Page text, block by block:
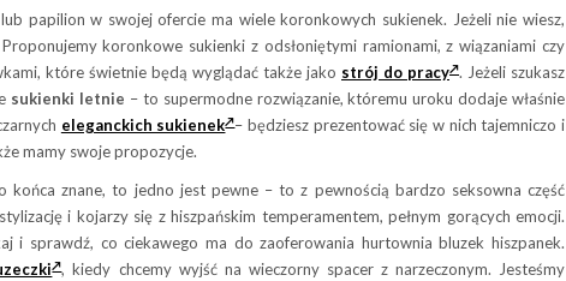
papilion w swojej ofercie ma wiele koronkowych sukienek. Jeżeli nie wiesz,
koronkowe sukienki z odsłoniętymi ramionami, z wiązaniami czy
które świetnie będą wyglądać także jako strój do pracy . Jeżeli szukasz
sukienki letnie – to supermodne rozwiązanie, któremu uroku dodaje właśnie
eleganckich sukienek – będziesz prezentować się w nich tajemniczo i
mamy swoje propozycje.
końca znane, to jedno jest pewne – to z pewnością bardzo seksowna część
i kojarzy się z hiszpańskim temperamentem, pełnym gorących emocji.
i sprawdź, co ciekawego ma do zaoferowania hurtownia bluzek hiszpanek.
, kiedy chcemy wyjść na wieczorny spacer z narzeczonym. Jesteśmy